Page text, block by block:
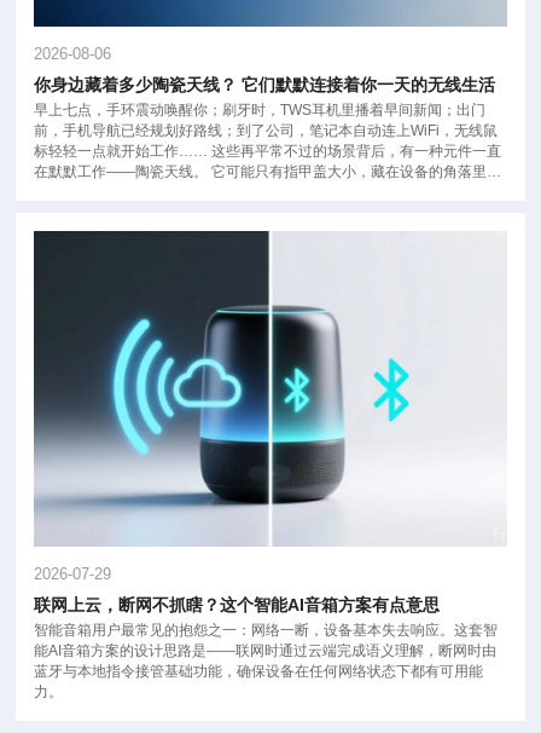
2026-08-06
你身边藏着多少陶瓷天线？ 它们默默连接着你一天的无线生活
早上七点，手环震动唤醒你；刷牙时，TWS耳机里播着早间新闻；出门
前，手机导航已经规划好路线；到了公司，笔记本自动连上WiFi，无线鼠
标轻轻一点就开始工作…… 这些再平常不过的场景背后，有一种元件一直
在默默工作——陶瓷天线。 它可能只有指甲盖大小，藏在设备的角落里，
一天的时间线，可以看你身边到底藏着多少陶瓷天线。
2026-07-29
联网上云，断网不抓瞎？这个智能AI音箱方案有点意思
智能音箱用户最常见的抱怨之一：网络一断，设备基本失去响应。这套智
能AI音箱方案的设计思路是——联网时通过云端完成语义理解，断网时由
蓝牙与本地指令接管基础功能，确保设备在任何网络状态下都有可用能
力。